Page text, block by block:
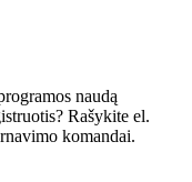
naudą
Rašykite el.
komandai.